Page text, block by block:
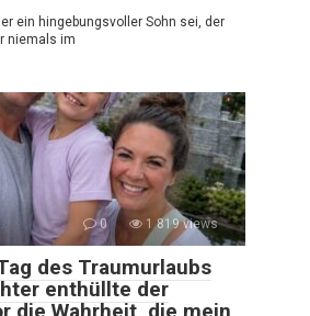
ein hingebungsvoller Sohn sei, der
niemals im
0 1 819 views
des Traumurlaubs
enthüllte der
die Wahrheit, die mein